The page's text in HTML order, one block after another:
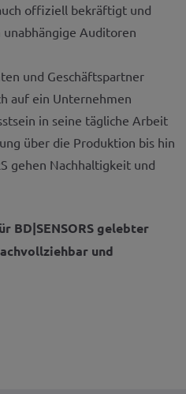
offiziell bekräftigt und
unabhängige Auditoren
und Geschäftspartner
auf ein Unternehmen
in seine tägliche Arbeit
über die Produktion bis hin
gehen Nachhaltigkeit und
BD|SENSORS gelebter
und